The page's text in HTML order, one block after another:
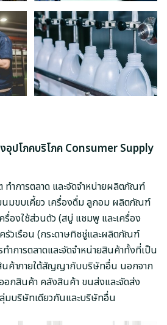
อุปโภคบริโภค Consumer Supply
ทำการตลาด และจัดจำหน่ายผลิตภัณฑ์
นมขบเคี้ยว เครื่องดื่ม ลูกอม ผลิตภัณฑ์
รื่องใช้ส่วนตัว (สบู่ แชมพู และเครื่อง
รัวเรือน (กระดาษทิชชู่และผลิตภัณฑ์
ทำการตลาดและจัดจำหน่ายสินค้าทั้งที่เป็น
นค้าภายใต้สัญญากับบริษัทอื่น นอกจาก
อกสินค้า คลังสินค้า ขนส่งและจัดส่ง
มบริษัทเดียวกันและบริษัทอื่น